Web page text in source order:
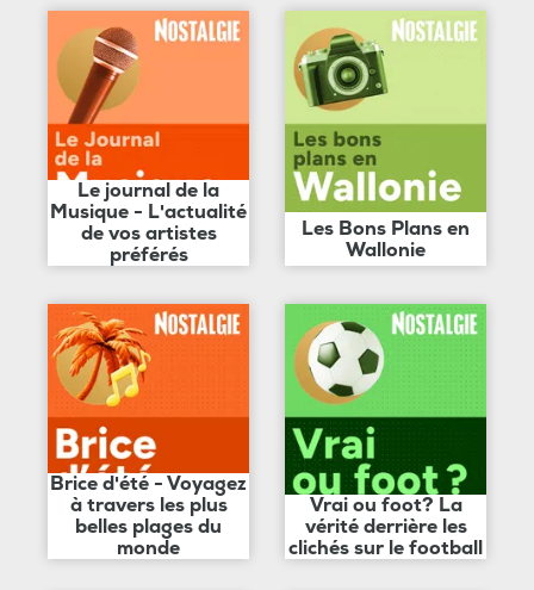
Le journal de la
Musique - L'actualité
de vos artistes
préférés
Les Bons Plans en
Wallonie
Brice d'été - Voyagez
à travers les plus
belles plages du
monde
Vrai ou foot? La
vérité derrière les
clichés sur le football